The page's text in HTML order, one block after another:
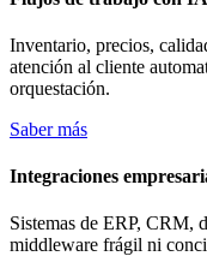
Inventario, precios,
atención al cliente
orquestación.
Saber más
Integraciones
Sistemas de ERP, CRM,
middleware frágil ni